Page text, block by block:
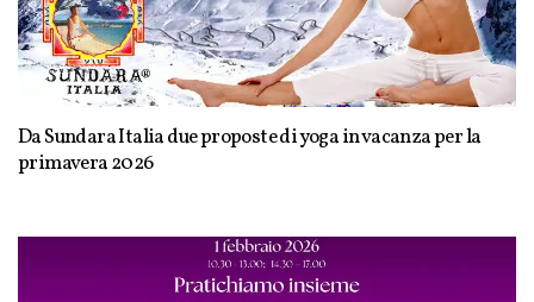
Da Sundara Italia due proposte di yoga in vacanza per la
primavera 2026